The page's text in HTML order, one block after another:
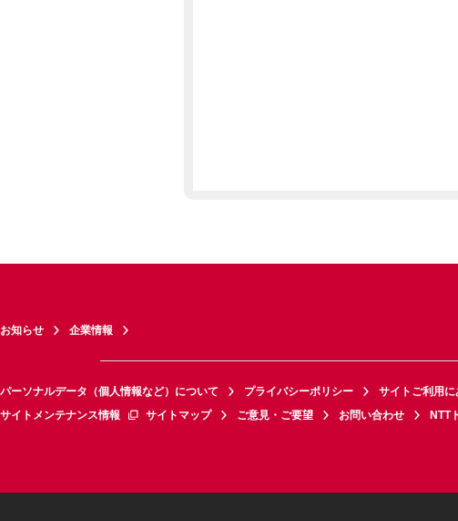
お知らせ 企業情報
パーソナルデータ（個人情報など）について プライバシーポリシー サイトご利用に
サイトメンテナンス情報
サイトマップ ご意見・ご要望 お問い合わせ NTT